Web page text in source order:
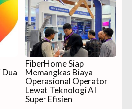
Dua
FiberHome Siap
Memangkas Biaya
Operasional Operator
Lewat Teknologi AI
Super Efisien